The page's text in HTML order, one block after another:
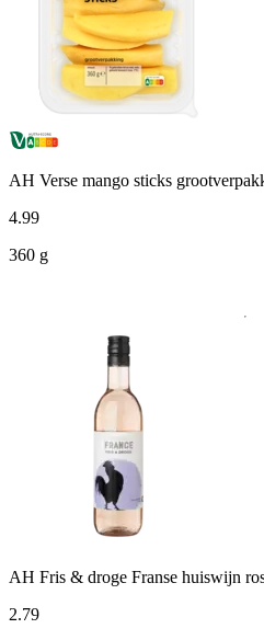
AH Verse mango sticks
4.99
360 g
AH Fris & droge Franse huiswijn
2.79